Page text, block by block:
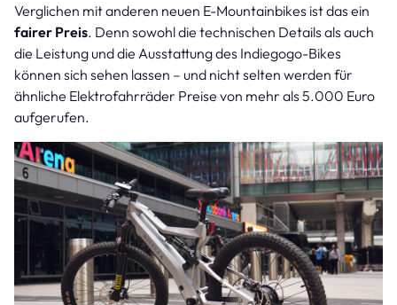
Verglichen mit anderen neuen E-Mountainbikes ist das ein
fairer Preis. Denn sowohl die technischen Details als auch
die Leistung und die Ausstattung des Indiegogo-Bikes
können sich sehen lassen – und nicht selten werden für
ähnliche Elektrofahrräder Preise von mehr als 5.000 Euro
aufgerufen.